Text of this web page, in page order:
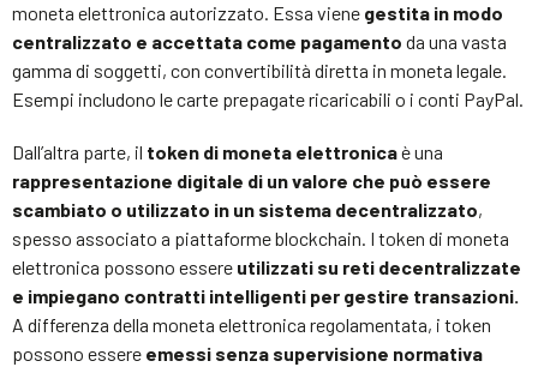
moneta elettronica autorizzato. Essa viene gestita in modo
centralizzato e accettata come pagamento da una vasta
gamma di soggetti, con convertibilità diretta in moneta legale.
Esempi includono le carte prepagate ricaricabili o i conti PayPal.
Dall’altra parte, il token di moneta elettronicaè una
rappresentazione digitale di un valore che può essere
scambiato o utilizzato in un sistema decentralizzato,
spesso associato a piattaforme blockchain. I token di moneta
elettronica possono essere utilizzati su reti decentralizzate
e impiegano contratti intelligenti per gestire transazioni.
A differenza della moneta elettronica regolamentata, i token
possono essere emessi senza supervisione normativa